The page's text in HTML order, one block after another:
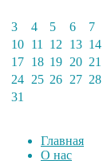
3
4 5 6 7
10 11 12 13 14
17 18 19 20 21
24 25 26 27 28
31
Главная
О нас